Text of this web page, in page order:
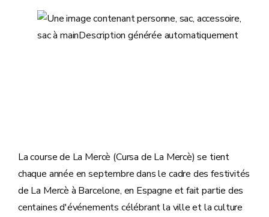
La course de La Mercè (Cursa de La Mercè) se tient
chaque année en septembre dans le cadre des festivités
de La Mercè à Barcelone, en Espagne et fait partie des
centaines d'événements célébrant la ville et la culture